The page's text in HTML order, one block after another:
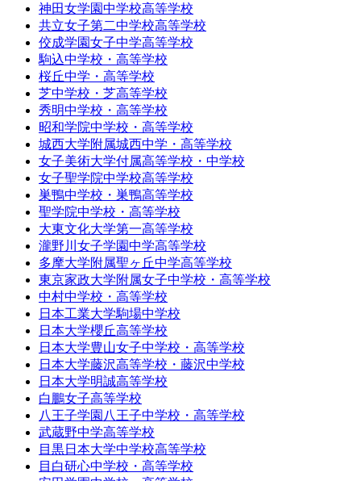
神田女学園中学校高等学校
共立女子第二中学校高等学校
佼成学園女子中学高等学校
駒込中学校・高等学校
桜丘中学・高等学校
芝中学校・芝高等学校
秀明中学校・高等学校
昭和学院中学校・高等学校
城西大学附属城西中学・高等学校
女子美術大学付属高等学校・中学校
女子聖学院中学校高等学校
巣鴨中学校・巣鴨高等学校
聖学院中学校・高等学校
大東文化大学第一高等学校
瀧野川女子学園中学高等学校
多摩大学附属聖ヶ丘中学高等学校
東京家政大学附属女子中学校・高等学校
中村中学校・高等学校
日本工業大学駒場中学校
日本大学櫻丘高等学校
日本大学豊山女子中学校・高等学校
日本大学藤沢高等学校・藤沢中学校
日本大学明誠高等学校
白鵬女子高等学校
八王子学園八王子中学校・高等学校
武蔵野中学高等学校
目黒日本大学中学校高等学校
目白研心中学校・高等学校